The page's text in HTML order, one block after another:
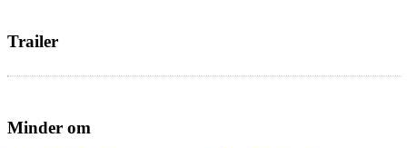
Trailer
Minder om